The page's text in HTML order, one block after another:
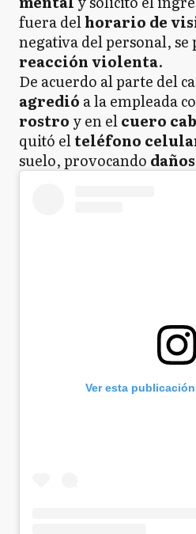
fuera delhorario de
negativa del personal,
reacción violenta.
De acuerdo al parte del
agredió a la empleada
rostro y en elcuero
quitó elteléfono
suelo, provocando daños
Ver esta